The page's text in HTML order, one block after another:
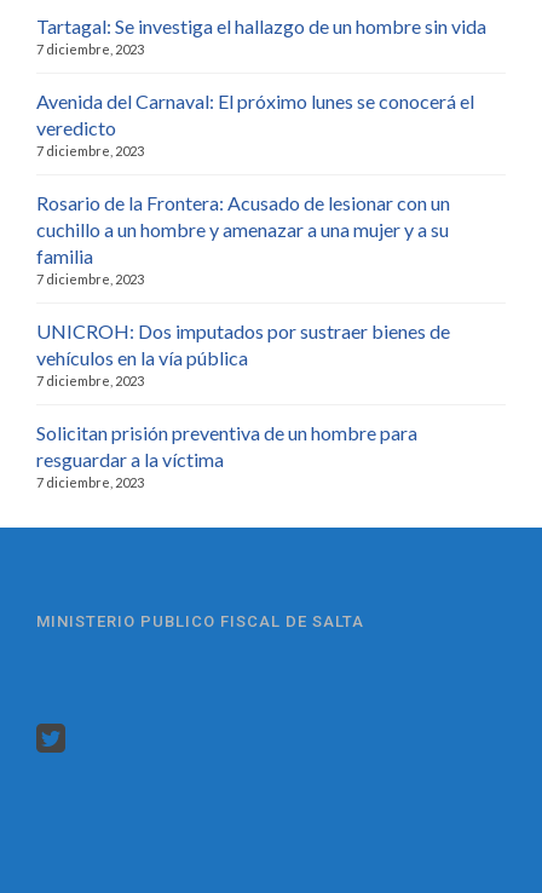
Tartagal: Se investiga el hallazgo de un hombre sin vida
7 diciembre, 2023
Avenida del Carnaval: El próximo lunes se conocerá el
veredicto
7 diciembre, 2023
Rosario de la Frontera: Acusado de lesionar con un
cuchillo a un hombre y amenazar a una mujer y a su
familia
7 diciembre, 2023
UNICROH: Dos imputados por sustraer bienes de
vehículos en la vía pública
7 diciembre, 2023
Solicitan prisión preventiva de un hombre para
resguardar a la víctima
7 diciembre, 2023
MINISTERIO PUBLICO FISCAL DE SALTA